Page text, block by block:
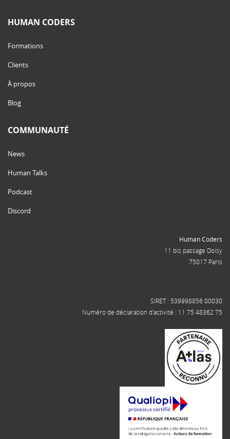
HUMAN CODERS
Formations
Clients
À propos
Blog
COMMUNAUTÉ
News
Human Talks
Podcast
Discord
Human Coders
11 bis passage Doisy
75017 Paris
SIRET : 539998856 00030
Numéro de déclaration d'activité : 11 75 48362 75